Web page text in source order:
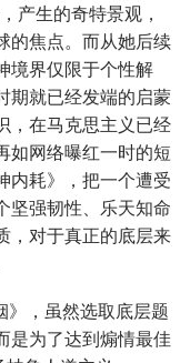
产生的奇特景观，
的焦点。而从她后续
境界仅限于个性解
期就已经发端的启蒙
，在马克思主义已经
如网络曝红一时的短
内耗》，把一个遭受
坚强韧性、乐天知命
，对于真正的底层来
》，虽然选取底层题
是为了达到煽情最佳